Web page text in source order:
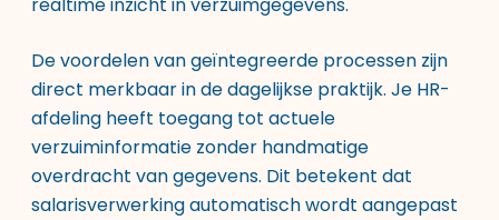
De voordelen van geïntegreerde processen zijn
direct merkbaar in de dagelijkse praktijk. Je HR-
afdeling heeft toegang tot actuele
verzuiminformatie zonder handmatige
overdracht van gegevens. Dit betekent dat
salarisverwerking automatisch wordt aangepast